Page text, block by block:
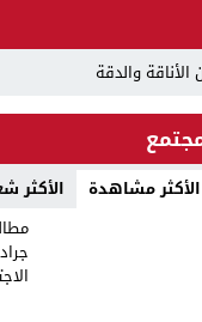
13
بنزاهة النهائي
الأكثر مشاهدة الأكثر